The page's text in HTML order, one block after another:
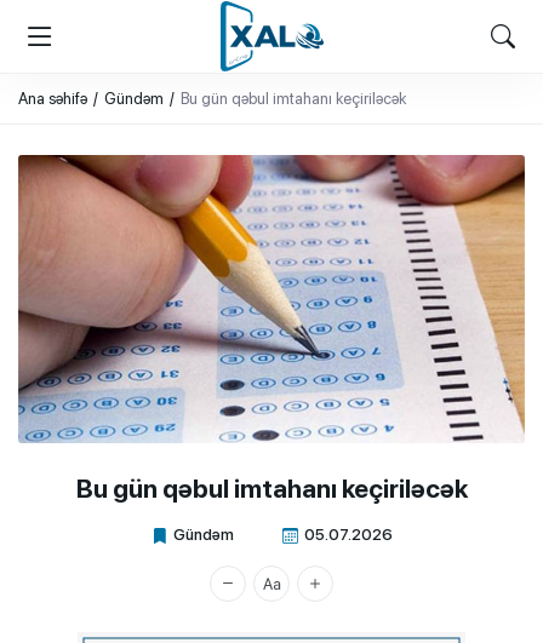
XALQ.ONLINE
ONLAYN PLATFORMA
Ana səhifə Gündəm Bu gün qəbul imtahanı keçiriləcək
Bu gün qəbul imtahanı keçiriləcək
Gündəm 05.07.2026
Xalq.Online